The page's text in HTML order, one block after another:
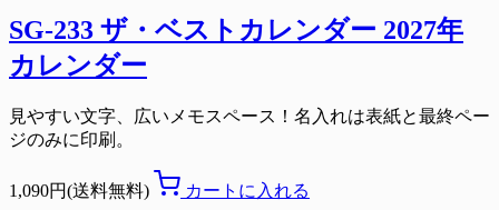
SG-233 ザ・ベストカレンダー 2027年
カレンダー
見やすい文字、広いメモスペース！名入れは表紙と最終ペー
ジのみに印刷。
1,090円(送料無料) カートに入れる